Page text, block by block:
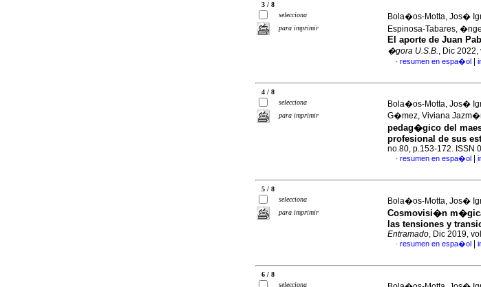
3 / 8
selecciona
para imprimir
Bola�os-Motta, Jos�
Espinosa-Tabares,
El aporte de Juan
�gora U.S.B., Dic
· resumen en espa�ol
4 / 8
selecciona
para imprimir
Bola�os-Motta, Jos�
G�mez, Viviana
pedag�gico del
profesional de sus
no.80, p.153-172. ISSN
· resumen en espa�ol
5 / 8
selecciona
para imprimir
Bola�os-Motta, Jos�
Cosmovisi�n
las tensiones y
Entramado, Dic 2019,
· resumen en espa�ol
6 / 8
selecciona